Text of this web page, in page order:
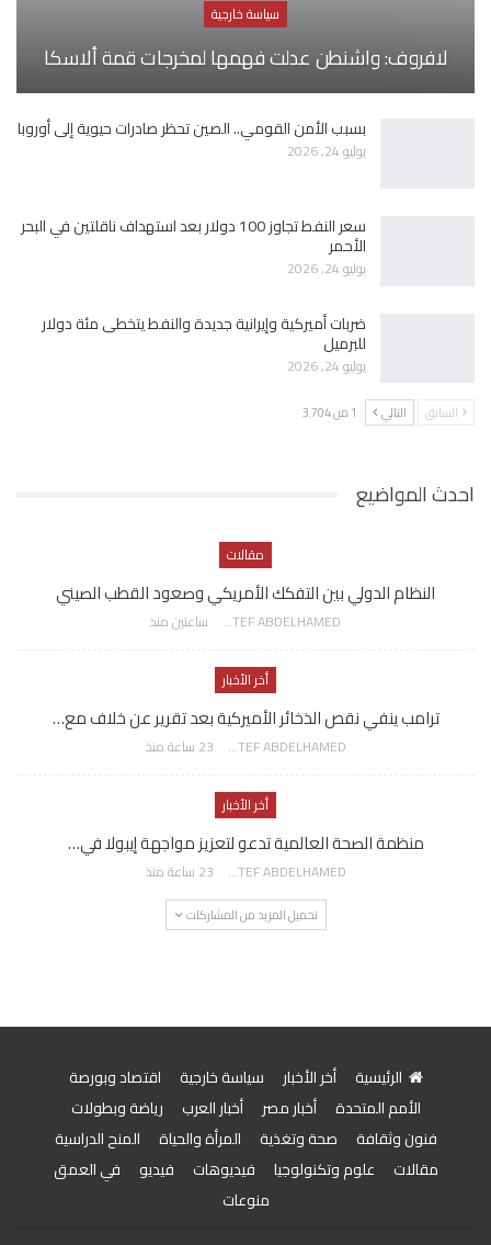
سياسة خارجية
لافروف: واشنطن عدلت فهمها لمخرجات قمة ألاسكا
بسبب الأمن القومي.. الصين تحظر صادرات حيوية إلى أوروبا
يوليو 24, 2026
سعر النفط تجاوز 100 دولار بعد استهداف ناقلتين في البحر
الأحمر
يوليو 24, 2026
ضربات أميركية وإيرانية جديدة والنفط يتخطى مئة دولار
للبرميل
يوليو 24, 2026
السابق التالي 1 من 3٬704
احدث المواضيع
مقالات
النظام الدولي بين التفكك الأمريكي وصعود القطب الصيني
AWATEF ABDELHAMED ساعتين منذ
أخر الأخبار
ترامب ينفي نقص الذخائر الأميركية بعد تقرير عن خلاف مع…
AWATEF ABDELHAMED 23 ساعة منذ
أخر الأخبار
منظمة الصحة العالمية تدعو لتعزيز مواجهة إيبولا في…
AWATEF ABDELHAMED 23 ساعة منذ
تحميل المزيد من المشاركات
الرئيسية أخر الأخبار سياسة خارجية
اقتصاد وبورصة
الأمم المتحدة
أخبار مصر أخبار العرب
رياضة وبطولات
فنون وثقافة
صحة وتغذية المرأة والحياة
المنح الدراسية
مقالات
علوم وتكنولوجيا فيديوهات فيديو
في العمق
منوعات